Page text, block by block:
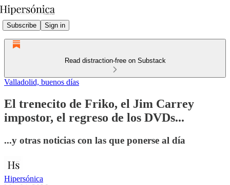
Subscribe Sign in
Read distraction-free on Substack
Valladolid, buenos días
El trenecito de Friko, el Jim Carrey
impostor, el regreso de los DVDs...
...y otras noticias con las que ponerse al día
Hipersónica